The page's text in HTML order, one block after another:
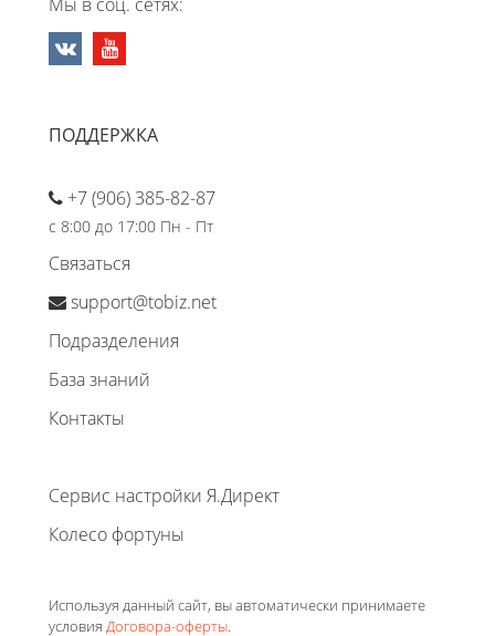
ПОДДЕРЖКА
+7 (906) 385-82-87
с 8:00 до 17:00 Пн - Пт
Связаться
support@tobiz.net
Подразделения
База знаний
Контакты
Сервис настройки Я.Директ
Колесо фортуны
Используя данный сайт, вы автоматически принимаете
условия Договора-оферты.